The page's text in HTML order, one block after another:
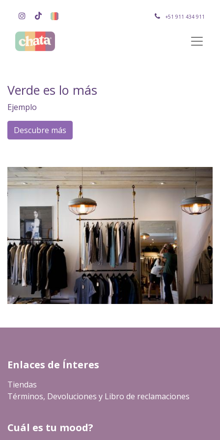
+51 911 434 911
Verde es lo más
Ejemplo
Descubre más
Enlaces de Ínteres
Tiendas
Términos, Devoluciones y Libro de reclamaciones
Cuál es tu mood?